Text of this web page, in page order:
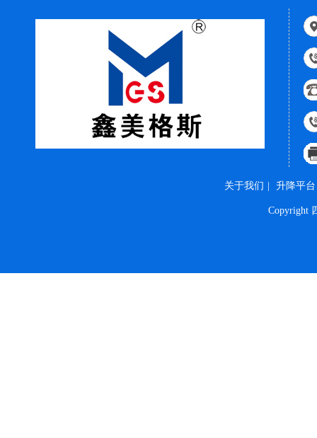
关于我们 升降平台
Copyright